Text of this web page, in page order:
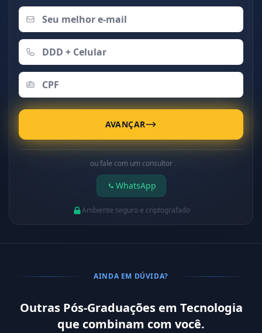
AVANÇAR
ou fale com um consultor
WhatsApp
Ambiente seguro e criptografado
AINDA EM DÚVIDA?
Outras Pós-Graduações em Tecnologia
que combinam com você.